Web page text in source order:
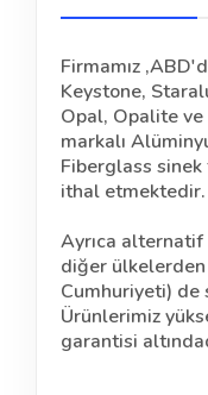
Firmamız
Keystone,
Opal, Opalite
markalı
Fiberglass
ithal etmektedir.
Ayrıca
diğer ülkelerden
Cumhuriyeti)
Ürünlerimiz
garantisi